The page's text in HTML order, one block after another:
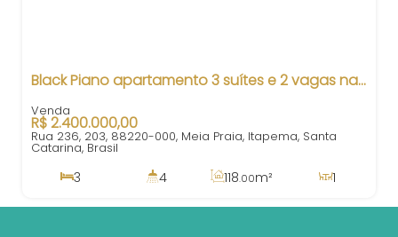
Black Piano apartamento 3 suítes e 2 vagas na Meia Praia
R$2.400.000,00
Rua 236, 203, 88220-000, Meia Praia, Itapema, Santa
Catarina, Brasil
3 4 118.00m²
1